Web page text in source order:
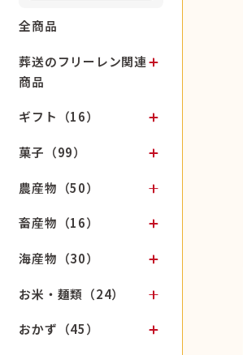
全商品
葬送のフリーレン関連
商品
ギフト（16）
菓子（99）
農産物（50）
畜産物（16）
海産物（30）
お米・麺類（24）
おかず（45）